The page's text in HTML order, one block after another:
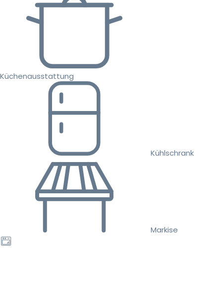
Küchenausstattung
Kühlschrank
Markise